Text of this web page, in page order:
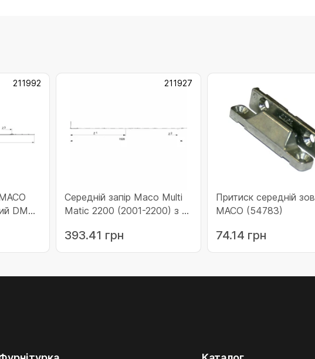
211992
DM
211927
Середній запір Maco Multi
Matic 2200 (2001-2200) з 2
393.41 грн
Притиск середній
MACO (54783)
74.14 грн